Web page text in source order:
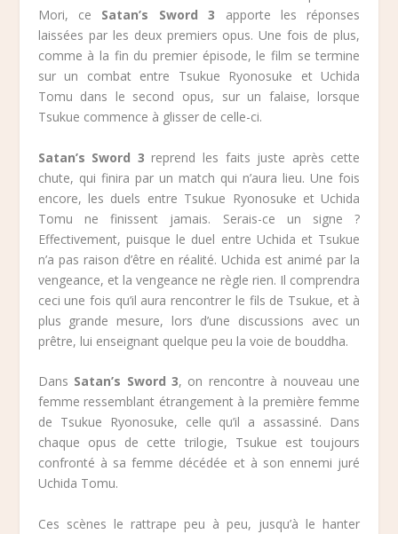
Mori, ce Satan’s Sword 3 apporte les réponses
laissées par les deux premiers opus. Une fois de plus,
comme à la fin du premier épisode, le film se termine
sur un combat entre Tsukue Ryonosuke et Uchida
Tomu dans le second opus, sur un falaise, lorsque
Tsukue commence à glisser de celle-ci.
Satan’s Sword 3 reprend les faits juste après cette
chute, qui finira par un match qui n’aura lieu. Une fois
encore, les duels entre Tsukue Ryonosuke et Uchida
Tomu ne finissent jamais. Serais-ce un signe ?
Effectivement, puisque le duel entre Uchida et Tsukue
n’a pas raison d’être en réalité. Uchida est animé par la
vengeance, et la vengeance ne règle rien. Il comprendra
ceci une fois qu’il aura rencontrer le fils de Tsukue, et à
plus grande mesure, lors d’une discussions avec un
prêtre, lui enseignant quelque peu la voie de bouddha.
Dans Satan’s Sword 3, on rencontre à nouveau une
femme ressemblant étrangement à la première femme
de Tsukue Ryonosuke, celle qu’il a assassiné. Dans
chaque opus de cette trilogie, Tsukue est toujours
confronté à sa femme décédée et à son ennemi juré
Uchida Tomu.
Ces scènes le rattrape peu à peu, jusqu’à le hanter